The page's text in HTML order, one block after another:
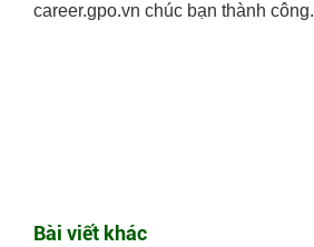
career.gpo.vn chúc bạn thành công.
Bài viết khác